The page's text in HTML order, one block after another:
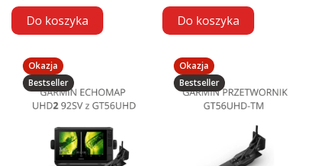
Do koszyka Do koszyka
Okazja
Bestseller
Okazja
Bestseller